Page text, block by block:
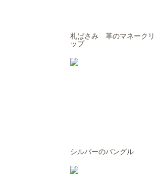
札ばさみ 革のマネークリ
ップ
シルバーのバングル